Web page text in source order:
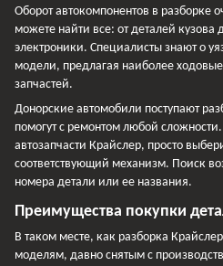
Оборот автокомпонентов в разборке
можете найти все: от деталей кузова
электроники. Специалисты знают о
модели, предлагая наиболее
запчастей.
Донорские автомобили поступают
помогут с ремонтом любой
автозапчасти Крайслер, просто
соответствующий механизм. Поиск
номера детали или ее названия.
Преимущества покупки
В таком месте, как разборка
моделям, давно снятым с